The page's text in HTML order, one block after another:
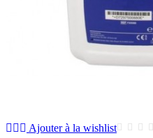
Ajouter à la wishlist